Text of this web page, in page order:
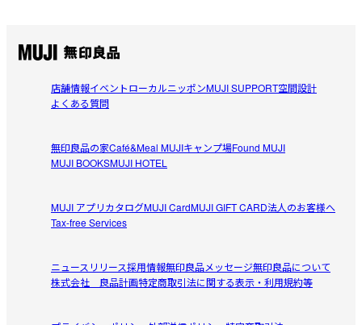
店舗情報イベントローカルニッポンMUJI SUPPORT空間設計
よくある質問
無印良品の家Café&Meal MUJIキャンプ場Found MUJI
MUJI BOOKSMUJI HOTEL
MUJI アプリカタログMUJI CardMUJI GIFT CARD法人のお客様へ
Tax-free Services
ニュースリリース採用情報無印良品メッセージ無印良品について
株式会社 良品計画特定商取引法に関する表示・利用規約等